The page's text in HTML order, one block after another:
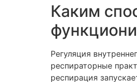
Каким
Регуляция
респираторные
респирация